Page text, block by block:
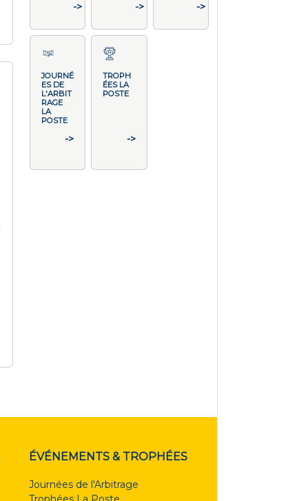
-> -> ->
JOURNÉ
ES DE
L'ARBIT
RAGE
LA
POSTE
->
TROPH
ÉES LA
POSTE
->
ÉVÉNEMENTS & TROPHÉES
Journées de l'Arbitrage